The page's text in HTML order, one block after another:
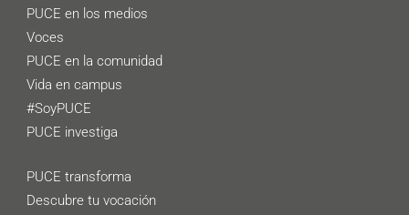
PUCE en los medios
Voces
PUCE en la comunidad
Vida en campus
#SoyPUCE
PUCE investiga
PUCE transforma
Descubre tu vocación